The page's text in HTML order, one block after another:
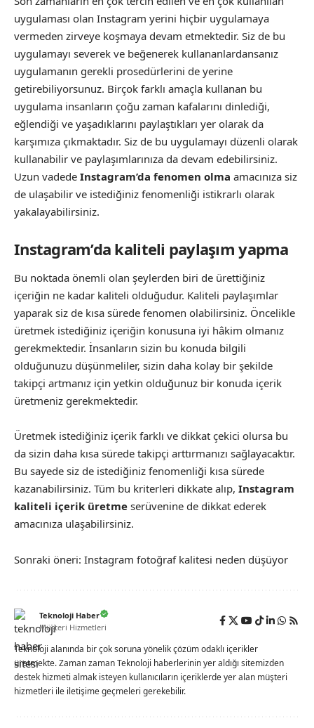
uygulaması olan Instagram yerini hiçbir uygulamaya
vermeden zirveye koşmaya devam etmektedir. Siz de bu
uygulamayı severek ve beğenerek kullananlardansanız
uygulamanın gerekli prosedürlerini de yerine
getirebiliyorsunuz. Birçok farklı amaçla kullanan bu
uygulama insanların çoğu zaman kafalarını dinlediği,
eğlendiği ve yaşadıklarını paylaştıkları yer olarak da
karşımıza çıkmaktadır. Siz de bu uygulamayı düzenli olarak
kullanabilir ve paylaşımlarınıza da devam edebilirsiniz.
Uzun vadede Instagram’da fenomen olma amacınıza siz
de ulaşabilir ve istediğiniz fenomenliği istikrarlı olarak
yakalayabilirsiniz.
Instagram’da kaliteli paylaşım yapma
Bu noktada önemli olan şeylerden biri de ürettiğiniz
içeriğin ne kadar kaliteli olduğudur. Kaliteli paylaşımlar
yaparak siz de kısa sürede fenomen olabilirsiniz. Öncelikle
üretmek istediğiniz içeriğin konusuna iyi hâkim olmanız
gerekmektedir. İnsanların sizin bu konuda bilgili
olduğunuzu düşünmeliler, sizin daha kolay bir şekilde
takipçi artmanız için yetkin olduğunuz bir konuda içerik
üretmeniz gerekmektedir.
Üretmek istediğiniz içerik farklı ve dikkat çekici olursa bu
da sizin daha kısa sürede takipçi arttırmanızı sağlayacaktır.
Bu sayede siz de istediğiniz fenomenliği kısa sürede
kazanabilirsiniz. Tüm bu kriterleri dikkate alıp, Instagram
kaliteli içerik üretme serüvenine de dikkat ederek
amacınıza ulaşabilirsiniz.
Sonraki öneri: Instagram fotoğraf kalitesi neden düşüyor
Teknoloji Haber
Müşteri Hizmetleri
Teknoloji alanında bir çok soruna yönelik çözüm odaklı içerikler
üretmekte. Zaman zaman Teknoloji haberlerinin yer aldığı sitemizden
destek hizmeti almak isteyen kullanıcıların içeriklerde yer alan müşteri
hizmetleri ile iletişime geçmeleri gerekebilir.